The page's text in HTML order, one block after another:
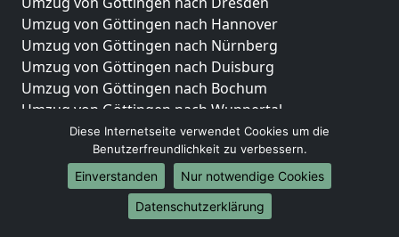
Umzug von Göttingen nach Hannover
Umzug von Göttingen nach Nürnberg
Umzug von Göttingen nach Duisburg
Umzug von Göttingen nach Bochum
Umzug von Göttingen nach Wuppertal
Umzug von Göttingen nach Bielefeld
Umzug von Göttingen nach Bonn
Umzug von Göttingen nach Münster
Internationale-Umzüge
Diese Internetseite verwendet Cookies um die
Benutzerfreundlichkeit zu verbessern.
Einverstanden
Nur notwendige Cookies
Datenschutzerklärung